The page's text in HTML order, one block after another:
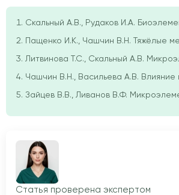
Скальный А.В., Рудаков И.А.
Пащенко И.К., Чашчин В.Н. Тяжёлые
Литвинова Т.С., Скальный А.В.
Чашчин В.Н., Васильева А.В. Влияние
Зайцев В.В., Ливанов В.Ф.
Статья проверена экспертом